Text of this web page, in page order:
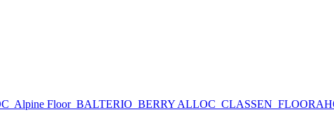
Alpine Floor BALTERIO BERRY ALLOC CLASSEN